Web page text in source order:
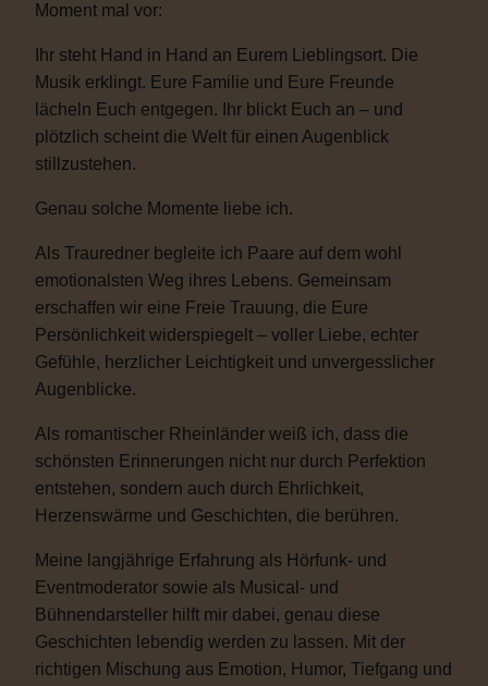
Moment mal vor:
Ihr steht Hand in Hand an Eurem Lieblingsort. Die
Musik erklingt. Eure Familie und Eure Freunde
lächeln Euch entgegen. Ihr blickt Euch an – und
plötzlich scheint die Welt für einen Augenblick
stillzustehen.
Genau solche Momente liebe ich.
Als Trauredner begleite ich Paare auf dem wohl
emotionalsten Weg ihres Lebens. Gemeinsam
erschaffen wir eine Freie Trauung, die Eure
Persönlichkeit widerspiegelt – voller Liebe, echter
Gefühle, herzlicher Leichtigkeit und unvergesslicher
Augenblicke.
Als romantischer Rheinländer weiß ich, dass die
schönsten Erinnerungen nicht nur durch Perfektion
entstehen, sondern auch durch Ehrlichkeit,
Herzenswärme und Geschichten, die berühren.
Meine langjährige Erfahrung als Hörfunk- und
Eventmoderator sowie als Musical- und
Bühnendarsteller hilft mir dabei, genau diese
Geschichten lebendig werden zu lassen. Mit der
richtigen Mischung aus Emotion, Humor, Tiefgang und